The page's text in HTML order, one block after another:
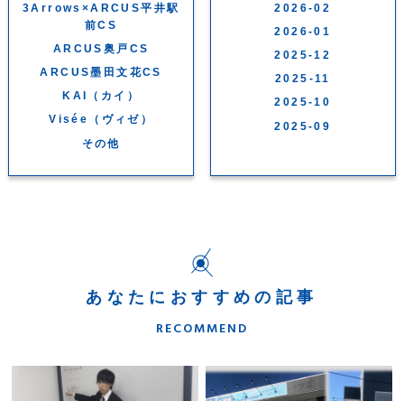
3Arrows×ARCUS平井駅
前CS
ARCUS奥戸CS
ARCUS墨田文花CS
KAI（カイ）
Visée（ヴィゼ）
その他
2026-02
2026-01
2025-12
2025-11
2025-10
2025-09
あなたにおすすめの記事
RECOMMEND